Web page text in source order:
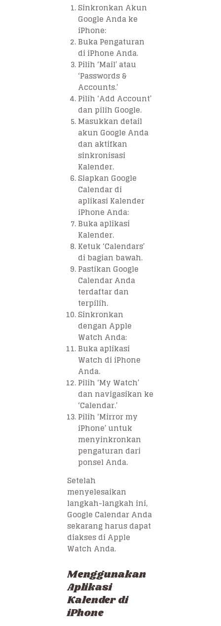
Sinkronkan Akun
Google Anda ke
iPhone:
Buka Pengaturan
di iPhone Anda.
Pilih ‘Mail’ atau
‘Passwords &
Accounts.’
Pilih ‘Add Account’
dan pilih Google.
Masukkan detail
akun Google Anda
dan aktifkan
sinkronisasi
Kalender.
Siapkan Google
Calendar di
aplikasi Kalender
iPhone Anda:
Buka aplikasi
Kalender.
Ketuk ‘Calendars’
di bagian bawah.
Pastikan Google
Calendar Anda
terdaftar dan
terpilih.
Sinkronkan
dengan Apple
Watch Anda:
Buka aplikasi
Watch di iPhone
Anda.
Pilih ‘My Watch’
dan navigasikan ke
‘Calendar.’
Pilih ‘Mirror my
iPhone’ untuk
menyinkronkan
pengaturan dari
ponsel Anda.
Setelah
menyelesaikan
langkah-langkah ini,
Google Calendar Anda
sekarang harus dapat
diakses di Apple
Watch Anda.
Menggunakan
Aplikasi
Kalender di
iPhone